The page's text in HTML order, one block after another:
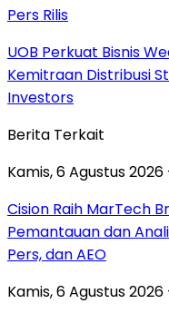
Pers Rilis
UOB Perkuat Bisnis
Kemitraan Distribusi
Investors
Berita Terkait
Kamis, 6 Agustus 2026
Cision Raih MarTech
Pemantauan dan
Pers, dan AEO
Kamis, 6 Agustus 2026